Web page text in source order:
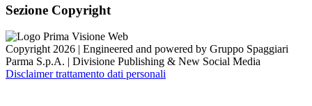
Sezione Copyright
Copyright 2026 | Engineered and powered by Gruppo Spaggiari
Parma S.p.A. | Divisione Publishing & New Social Media
Disclaimer trattamento dati personali